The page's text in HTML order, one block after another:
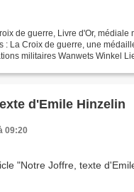
de guerre, Livre d'Or, médiale
: La Croix de guerre, une
militaires Wanwets Winkel
d'Emile Hinzelin
09:20